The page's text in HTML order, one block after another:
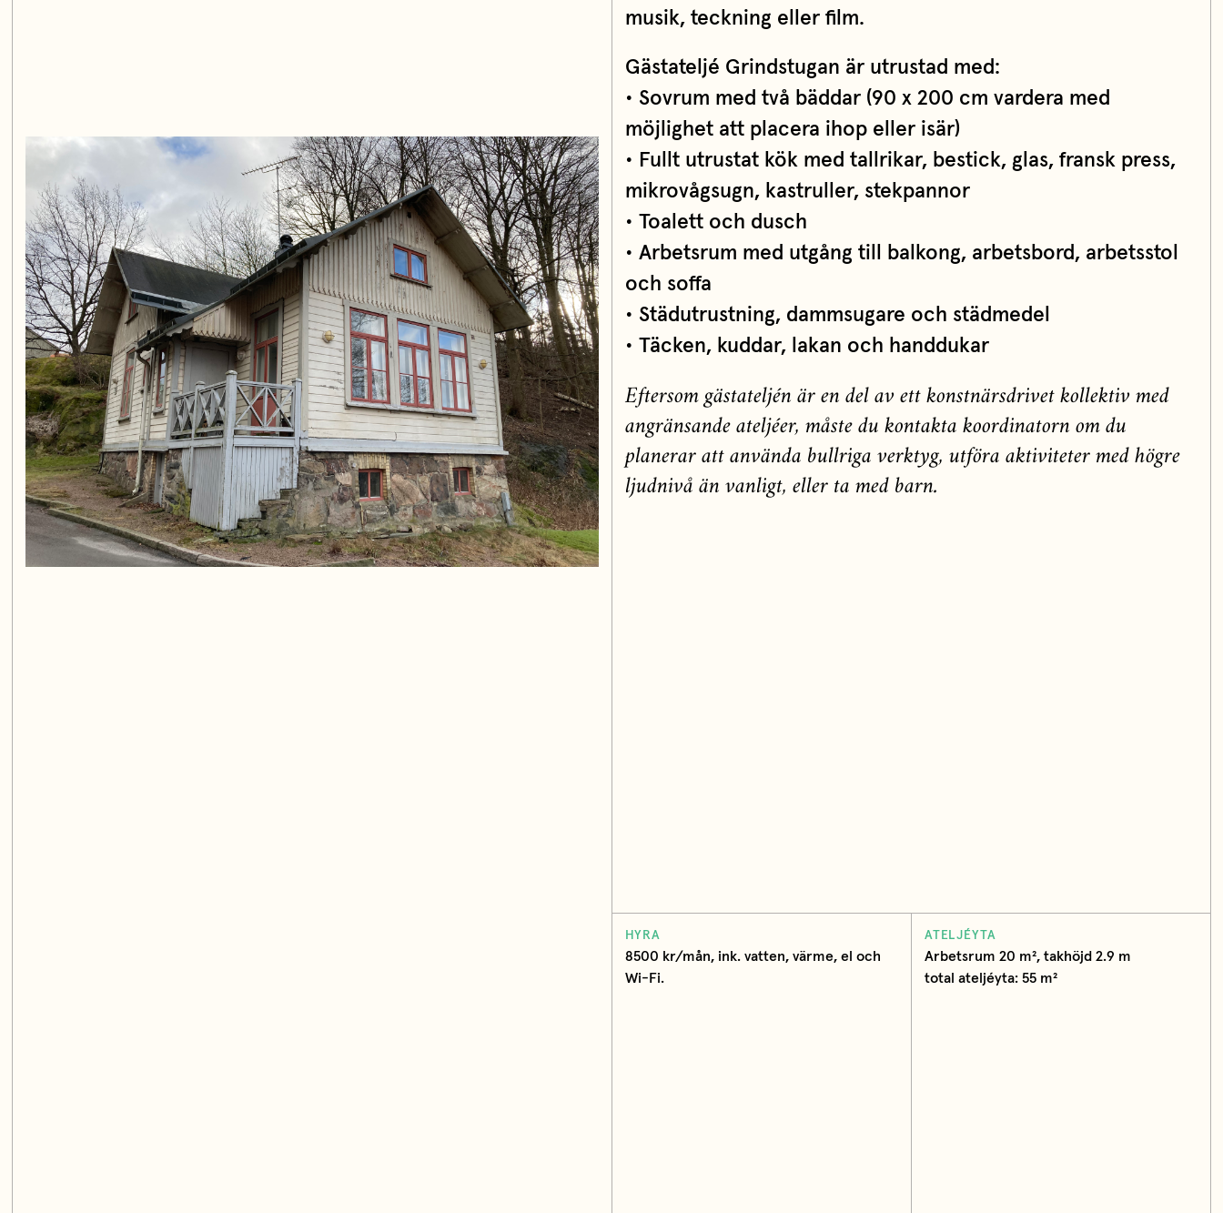
HYRA
8500 kr/mån, ink. vatten, värme, el och
Wi-Fi.
ATELJÉYTA
Arbetsrum 20 m², takhöjd 2.9 m
total ateljéyta: 55 m²
musik, teckning eller film.
Gästateljé Grindstugan är utrustad med:
• Sovrum med två bäddar (90 x 200 cm vardera med
möjlighet att placera ihop eller isär)
• Fullt utrustat kök med tallrikar, bestick, glas, fransk press,
mikrovågsugn, kastruller, stekpannor
• Toalett och dusch
• Arbetsrum med utgång till balkong, arbetsbord, arbetsstol
och soffa
• Städutrustning, dammsugare och städmedel
• Täcken, kuddar, lakan och handdukar
Eftersom gästateljén är en del av ett konstnärsdrivet kollektiv med
angränsande ateljéer, måste du kontakta koordinatorn om du
planerar att använda bullriga verktyg, utföra aktiviteter med högre
ljudnivå än vanligt, eller ta med barn.